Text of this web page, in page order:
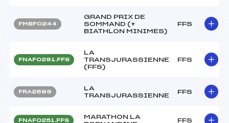
FMBF0244
GRAND PRIX DE
SOMMAND (+
BIATHLON MINIMES)
FFS
FNAF0291.FFS
LA
TRANSJURASSIENNE
(FFS)
FFS
FRA2689
LA
TRANSJURASSIENNE
FFS
FNAF0251.FFS
MARATHON LA
FFS